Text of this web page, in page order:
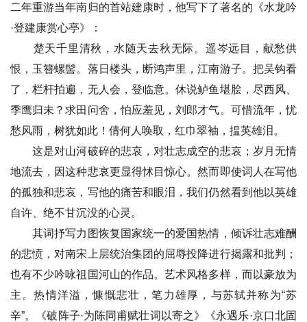
二年重游当年南归的首站建康时，他写下了著名的《水龙吟
·登建康赏心亭》：
楚天千里清秋，水随天去秋无际。遥岑远目，献愁供
恨，玉簪螺髻。落日楼头，断鸿声里，江南游子。把吴钩看
了，栏杆拍遍，无人会，登临意。休说鲈鱼堪脍，尽西风、
季鹰归未？求田问舍，怕应羞见，刘郎才气。可惜流年，忧
愁风雨，树犹如此！倩何人唤取，红巾翠袖，揾英雄泪。
这是对山河破碎的悲哀，对壮志成空的悲哀；岁月无情
地流去，因这种悲哀更显得怵目惊心。然而即使词人在写他
的孤独和悲哀，写他的痛苦和眼泪，我们仍然看到他以英雄
自许、绝不甘沉没的心灵。
其词抒写力图恢复国家统一的爱国热情，倾诉壮志难酬
的悲愤，对南宋上层统治集团的屈辱投降进行揭露和批判；
也有不少吟咏祖国河山的作品。艺术风格多样，而以豪放为
主。热情洋溢，慷慨悲壮，笔力雄厚，与苏轼并称为“苏
辛”。《破阵子·为陈同甫赋壮词以寄之》《永遇乐·京口北固